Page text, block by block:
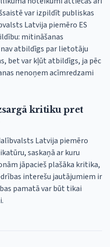
var izpildīt publiskas
Latvija piemēro ES
mitināšanas
atbildīgs par lietotāju
bet var kļūt atbildīgs, ja pēc
nenoņem acīmredzami
kritiku pret
Latvija piemēro
saskaņā ar kuru
jāpacieš plašāka kritika,
interešu jautājumiem ir
pamatā var būt tikai